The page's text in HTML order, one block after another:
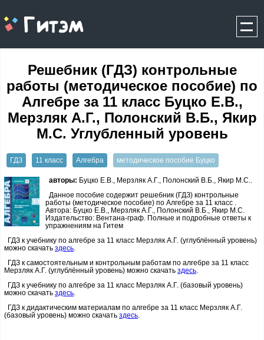
gitem.me
Решебник (ГДЗ) контрольные
работы (методическое пособие) по
Алгебре за 11 класс Буцко Е.В.,
Мерзляк А.Г., Полонский В.Б., Якир
М.С. Углубленный уровень
ГДЗ 11 класс Алгебра методическое пособие Буцко
авторы: Буцко Е.В., Мерзляк А.Г., Полонский В.Б., Якир М.С..
Данное пособие содержит решебник (ГДЗ) контрольные
работы (методическое пособие) по Алгебре за 11 класс .
Автора: Буцко Е.В., Мерзляк А.Г., Полонский В.Б., Якир М.С.
Издательство: Вентана-граф. Полные и подробные ответы к
упражнениям на Гитем
ГДЗ к учебнику по алгебре за 11 класс Мерзляк А.Г. (углублённый уровень)
можно скачать здесь
ГДЗ к самостоятельным и контрольным работам по алгебре за 11 класс
Мерзляк А.Г. (углублённый уровень) можно скачать здесь
ГДЗ к учебнику по алгебре за 11 класс Мерзляк А.Г. (базовый уровень)
можно скачать здесь
ГДЗ к дидактическим материалам по алгебре за 11 класс Мерзляк А.Г.
(базовый уровень) можно скачать здесь